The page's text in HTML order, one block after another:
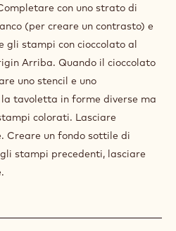
con uno strato di
(per creare un contrasto) e
gli stampi con cioccolato al
Arriba. Quando il cioccolato
uno stencil e uno
tavoletta in forme diverse ma
colorati. Lasciare
Creare un fondo sottile di
stampi precedenti, lasciare